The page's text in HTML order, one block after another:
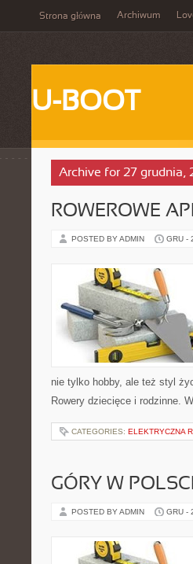
Strona główna Archiwum
U-BOOT
Archive for 27 grudnia,
ROWEROWE
POSTED BY ADMIN GRU -
nie tylko hobby, ale też styl
Rowery dziecięce i rodzinne.
CATEGORIES: ELEKTRYCZNA
GÓRY W
POSTED BY ADMIN GRU -